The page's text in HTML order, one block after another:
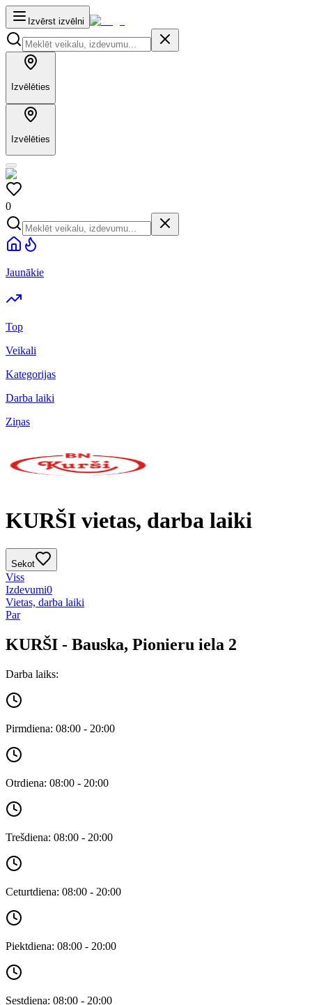
Izvērst izvēlni
Izvēlēties
Izvēlēties
0
Jaunākie
Top
Veikali
Kategorijas
Darba laiki
Ziņas
KURŠI vietas, darba laiki
Sekot
Viss
Izdevumi0
Vietas, darba laiki
Par
KURŠI - Bauska, Pionieru iela 2
Darba laiks:
Pirmdiena: 08:00 - 20:00
Otrdiena: 08:00 - 20:00
Trešdiena: 08:00 - 20:00
Ceturtdiena: 08:00 - 20:00
Piektdiena: 08:00 - 20:00
Sestdiena: 08:00 - 20:00